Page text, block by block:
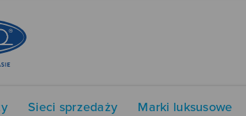
Sieci sprzedaży Marki luksusowe